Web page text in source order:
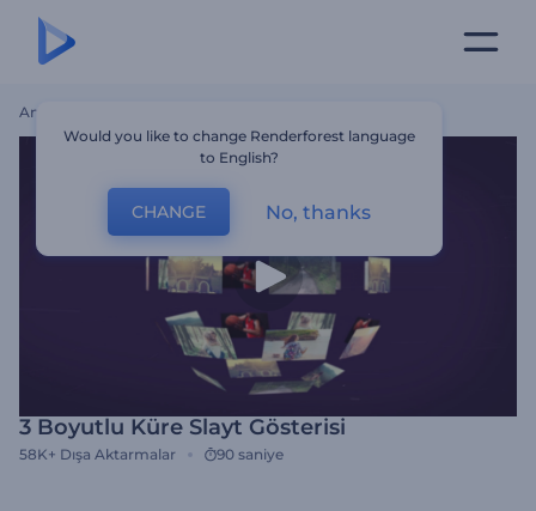
Ana Sayfa
3 Boyutlu Küre Slayt Gösterisi
58K+ Dışa Aktarmalar 90 saniye
Would you like to change Renderforest language
to English?
CHANGE No, thanks